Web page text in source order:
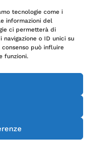
tecnologie come i
informazioni del
ci permetterà di
o ID unici su
può influire
funzioni.
00699990164 |
€ 500.000,00 i.v.